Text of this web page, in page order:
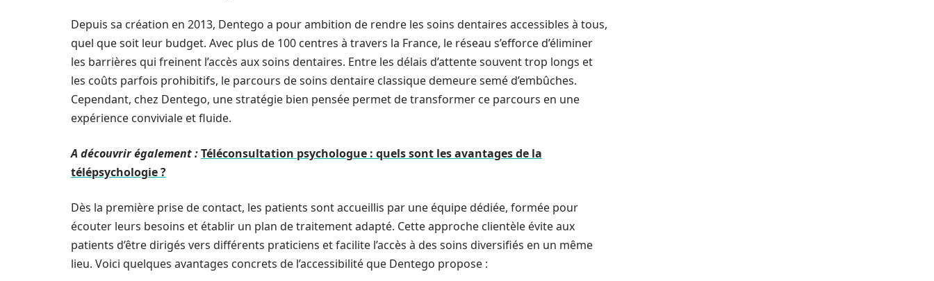
Depuis sa création en 2013, Dentego a pour ambition de rendre les soins dentaires accessibles à tous,
quel que soit leur budget. Avec plus de 100 centres à travers la France, le réseau s’efforce d’éliminer
les barrières qui freinent l’accès aux soins dentaires. Entre les délais d’attente souvent trop longs et
les coûts parfois prohibitifs, le parcours de soins dentaire classique demeure semé d’embûches.
Cependant, chez Dentego, une stratégie bien pensée permet de transformer ce parcours en une
expérience conviviale et fluide.
A découvrir également :Téléconsultation psychologue : quels sont les avantages de la
télépsychologie ?
Dès la première prise de contact, les patients sont accueillis par une équipe dédiée, formée pour
écouter leurs besoins et établir un plan de traitement adapté. Cette approche clientèle évite aux
patients d’être dirigés vers différents praticiens et facilite l’accès à des soins diversifiés en un même
lieu. Voici quelques avantages concrets de l’accessibilité que Dentego propose :